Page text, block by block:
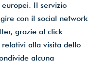
Il servizio
con il social network
grazie al click
relativi alla visita dello
alcuna